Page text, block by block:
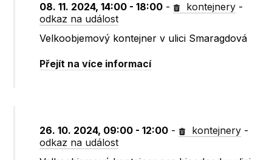
08. 11. 2024, 14:00 - 18:00 - kontejnery -
odkaz na událost
Velkoobjemový kontejner v ulici Smaragdová
Přejít na více informací
26. 10. 2024, 09:00 - 12:00 - kontejnery -
odkaz na událost